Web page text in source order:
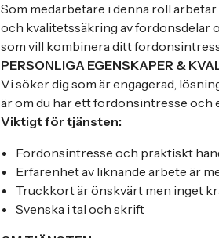
Som medarbetare i denna roll
och kvalitetssäkring av fordonsdelar
som vill kombinera ditt
PERSONLIGA EGENSKAPER &
Vi söker dig som är engagerad,
är om du har ett fordonsintresse och
Viktigt för tjänsten:
Fordonsintresse och praktiskt
Erfarenhet av liknande arbete är
Truckkort är önskvärt men inget
Svenska i tal och skrift